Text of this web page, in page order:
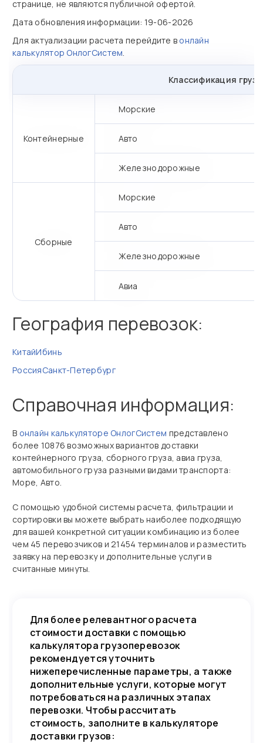
странице, не являются публичной офертой.
Дата обновления информации: 19-06-2026
Для актуализации расчета перейдите в онлайн
калькулятор ОнлогСистем.
Классификация
Контейнерные
Морские
Авто
Железнодорожные
Сборные
Морские
Авто
Железнодорожные
Авиа
География перевозок:
КитайИбинь
РоссияСанкт-Петербург
Справочная информация:
В онлайн калькуляторе ОнлогСистем представлено
более 10876 возможных вариантов доставки
контейнерного груза, сборного груза, авиа груза,
автомобильного груза разными видами транспорта:
Море, Авто.
С помощью удобной системы расчета, фильтрации и
сортировки вы можете выбрать наиболее подходящую
для вашей конкретной ситуации комбинацию из более
чем 45 перевозчиков и 21454 терминалов и разместить
заявку на перевозку и дополнительные услуги в
считанные минуты.
Для более релевантного расчета
стоимости доставки с помощью
калькулятора грузоперевозок
рекомендуется уточнить
нижеперечисленные параметры, а также
дополнительные услуги, которые могут
потребоваться на различных этапах
перевозки. Чтобы рассчитать
стоимость, заполните в калькуляторе
доставки грузов: